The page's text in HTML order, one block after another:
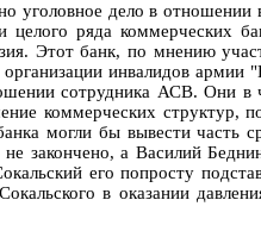
уголовное дело в
целого ряда коммерческих
Этот банк, по мнению
организации инвалидов
сотрудника АСВ. Они в
коммерческих структур,
могли бы вывести часть
закончено, а Василий
его попросту
в оказании